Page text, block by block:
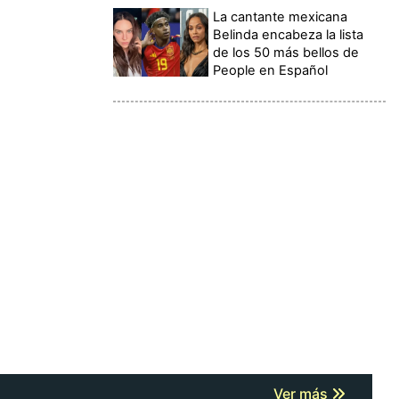
La cantante mexicana
Belinda encabeza la lista
de los 50 más bellos de
People en Español
Ver más